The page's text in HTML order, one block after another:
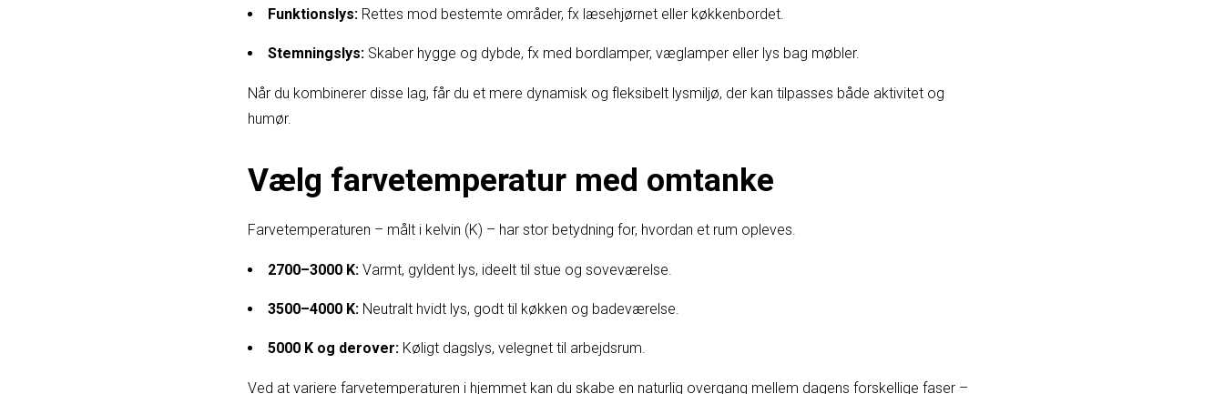
Funktionslys: Rettes mod bestemte områder, fx læsehjørnet eller køkkenbordet.
Stemningslys: Skaber hygge og dybde, fx med bordlamper, væglamper eller lys bag møbler.
Når du kombinerer disse lag, får du et mere dynamisk og fleksibelt lysmiljø, der kan tilpasses både aktivitet og
humør.
Vælg farvetemperatur med omtanke
Farvetemperaturen – målt i kelvin (K) – har stor betydning for, hvordan et rum opleves.
2700–3000 K: Varmt, gyldent lys, ideelt til stue og soveværelse.
3500–4000 K: Neutralt hvidt lys, godt til køkken og badeværelse.
5000 K og derover: Køligt dagslys, velegnet til arbejdsrum.
Ved at variere farvetemperaturen i hjemmet kan du skabe en naturlig overgang mellem dagens forskellige faser –